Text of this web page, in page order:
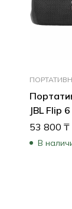
JBL Flip
53 800 ₸
В